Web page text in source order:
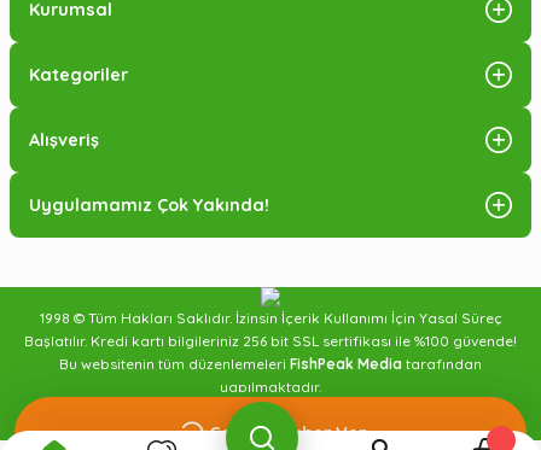
Gelince Haber Ver
Kurumsal
Kategoriler
Alışveriş
Uygulamamız Çok Yakında!
1998 © Tüm Hakları Saklıdır. İzinsin İçerik Kullanımı İçin Yasal Süreç
Başlatılır. Kredi kartı bilgileriniz 256 bit SSL sertifikası ile %100 güvende!
Bu websitenin tüm düzenlemeleri FishPeak Media tarafından
yapılmaktadır.
Sipariş Takibi Blog Yazılarıİletişim